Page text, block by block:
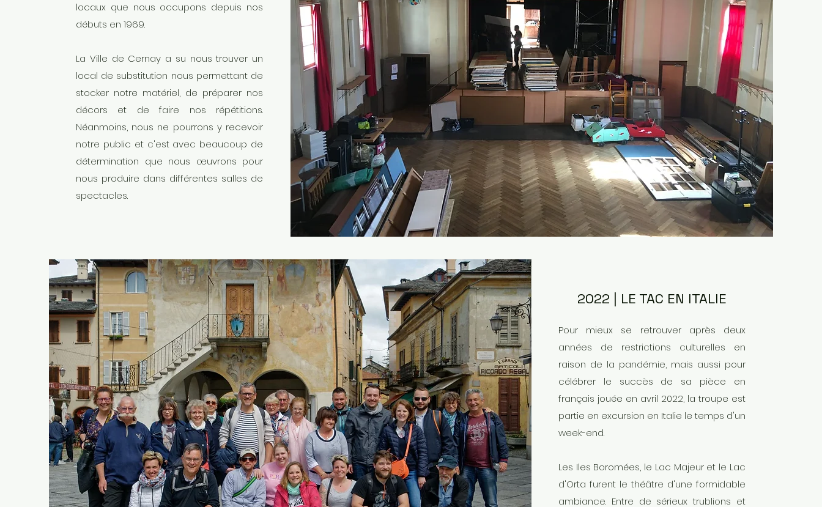
locaux que nous occupons depuis nos
débuts en 1969.
​La Ville de Cernay a su nous trouver un
local de substitution nous permettant de
stocker notre matériel, de préparer nos
décors et de faire nos répétitions.
Néanmoins, nous ne pourrons y recevoir
notre public et c'est avec beaucoup de
détermination que nous œuvrons pour
nous produire dans différentes salles de
spectacles.
2022 | LE TAC EN ITALIE
Pour mieux se retrouver après deux
années de restrictions culturelles en
raison de la pandémie, mais aussi pour
célébrer le succès de sa pièce en
français jouée en avril 2022, la troupe est
partie en excursion en Italie le temps d'un
week-end.
Les Iles Boromées, le Lac Majeur et le Lac
d'Orta furent le théâtre d'une formidable
ambiance. Entre de sérieux trublions et